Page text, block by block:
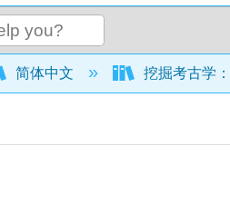
global hierarchy
简体中文 挖掘考古学